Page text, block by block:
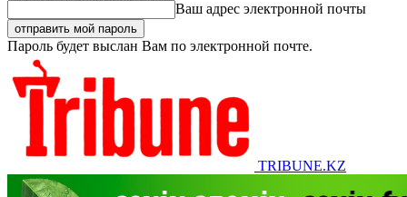
Ваш адрес электронной почты
Пароль будет выслан Вам по электронной почте.
TRIBUNE.KZ